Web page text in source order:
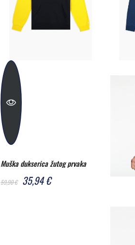
Muška dukserica žutog prvaka
59,90 € 35,94 €